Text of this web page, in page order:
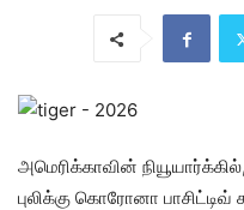
அமெரிக்காவின்
புலிக்கு கொரோனா